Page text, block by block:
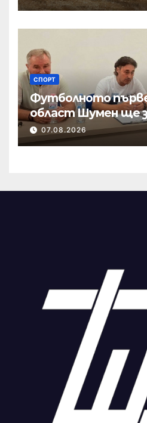
СПОРТ
Футболното
област Шумен ще
началото на
07.08.2026